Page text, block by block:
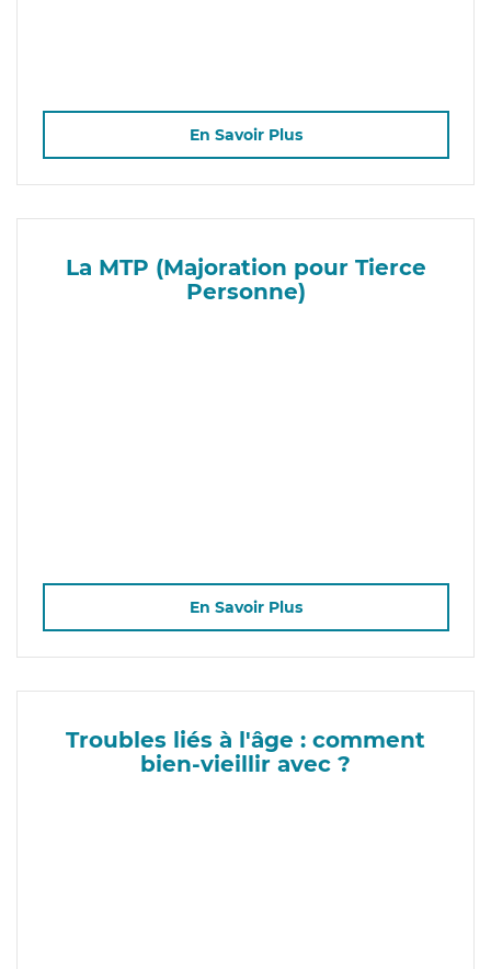
En Savoir Plus
La MTP (Majoration pour Tierce
Personne)
En Savoir Plus
Troubles liés à l'âge : comment
bien-vieillir avec ?